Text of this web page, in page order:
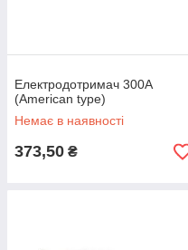
Електродотримач 300А
(American type)
Немає в наявності
373,50 ₴